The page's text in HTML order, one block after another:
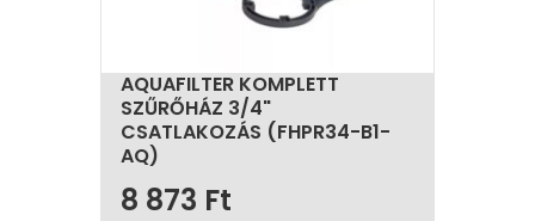
AQUAFILTER KOMPLETT
SZŰRŐHÁZ 3/4"
CSATLAKOZÁS (FHPR34-B1-
AQ)
8 873 Ft